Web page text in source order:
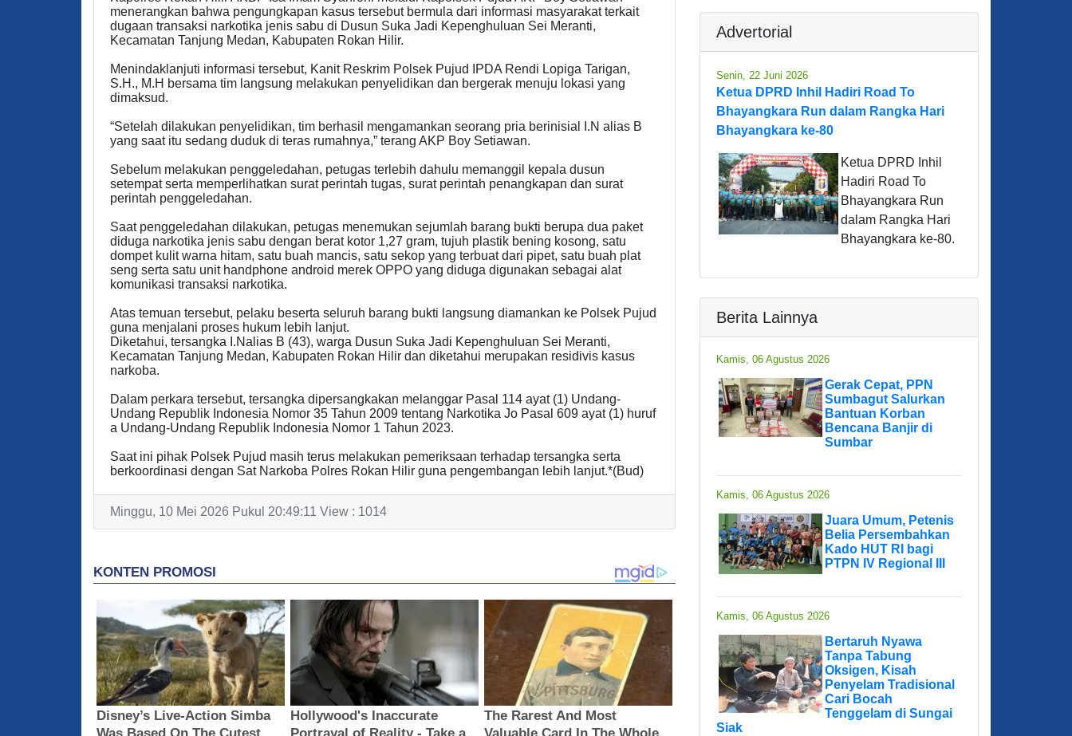
menerangkan bahwa pengungkapan kasus tersebut bermula dari informasi masyarakat terkait
dugaan transaksi narkotika jenis sabu di Dusun Suka Jadi Kepenghuluan Sei Meranti,
Kecamatan Tanjung Medan, Kabupaten Rokan Hilir.
Menindaklanjuti informasi tersebut, Kanit Reskrim Polsek Pujud IPDA Rendi Lopiga Tarigan,
S.H., M.H bersama tim langsung melakukan penyelidikan dan bergerak menuju lokasi yang
dimaksud.
“Setelah dilakukan penyelidikan, tim berhasil mengamankan seorang pria berinisial I.N alias B
yang saat itu sedang duduk di teras rumahnya,” terang AKP Boy Setiawan.
Sebelum melakukan penggeledahan, petugas terlebih dahulu memanggil kepala dusun
setempat serta memperlihatkan surat perintah tugas, surat perintah penangkapan dan surat
perintah penggeledahan.
Saat penggeledahan dilakukan, petugas menemukan sejumlah barang bukti berupa dua paket
diduga narkotika jenis sabu dengan berat kotor 1,27 gram, tujuh plastik bening kosong, satu
dompet kulit warna hitam, satu buah mancis, satu sekop yang terbuat dari pipet, satu buah plat
seng serta satu unit handphone android merek OPPO yang diduga digunakan sebagai alat
komunikasi transaksi narkotika.
Atas temuan tersebut, pelaku beserta seluruh barang bukti langsung diamankan ke Polsek Pujud
guna menjalani proses hukum lebih lanjut.
Diketahui, tersangka I.Nalias B (43), warga Dusun Suka Jadi Kepenghuluan Sei Meranti,
Kecamatan Tanjung Medan, Kabupaten Rokan Hilir dan diketahui merupakan residivis kasus
narkoba.
Dalam perkara tersebut, tersangka dipersangkakan melanggar Pasal 114 ayat (1) Undang-
Undang Republik Indonesia Nomor 35 Tahun 2009 tentang Narkotika Jo Pasal 609 ayat (1) huruf
a Undang-Undang Republik Indonesia Nomor 1 Tahun 2023.
Saat ini pihak Polsek Pujud masih terus melakukan pemeriksaan terhadap tersangka serta
berkoordinasi dengan Sat Narkoba Polres Rokan Hilir guna pengembangan lebih lanjut.*(Bud)
Minggu, 10 Mei 2026 Pukul 20:49:11 View : 1014
Advertorial
Senin, 22 Juni 2026
Ketua DPRD Inhil Hadiri Road To
Bhayangkara Run dalam Rangka Hari
Bhayangkara ke-80
Ketua DPRD Inhil
Hadiri Road To
Bhayangkara Run
dalam Rangka Hari
Bhayangkara ke-80.
Berita Lainnya
Kamis, 06 Agustus 2026
Gerak Cepat, PPN
Sumbagut Salurkan
Bantuan Korban
Bencana Banjir di
Sumbar
Kamis, 06 Agustus 2026
Juara Umum, Petenis
Belia Persembahkan
Kado HUT RI bagi
PTPN IV Regional III
Kamis, 06 Agustus 2026
Bertaruh Nyawa
Tanpa Tabung
Oksigen, Kisah
Penyelam Tradisional
Cari Bocah
Tenggelam di Sungai
Siak